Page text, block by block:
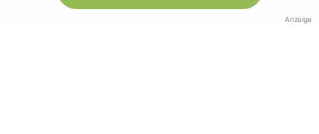
Anzeige